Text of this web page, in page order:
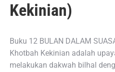
Kekinian)
Buku 12 BULAN DALAM
Khotbah Kekinian adalah
melakukan dakwah bilhal